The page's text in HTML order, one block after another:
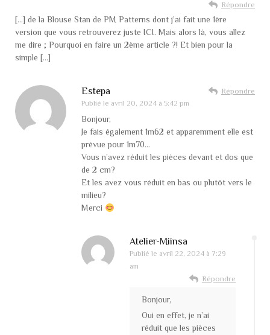
Répondre
[…] de la Blouse Stan de PM Patterns dont j’ai fait une 1ère
version que vous retrouverez juste ICI. Mais alors là, vous allez
me dire ; Pourquoi en faire un 2ème article ?! Et bien pour la
simple […]
Estepa
Publié le avril 20, 2024 à 5:42 pm
Répondre
Bonjour,
Je fais également 1m62 et apparemment elle est
prévue pour 1m70…
Vous n’avez réduit les pièces devant et dos que
de 2 cm?
Et les avez vous réduit en bas ou plutôt vers le
milieu?
Merci
Atelier-Miinsa
Publié le avril 22, 2024 à 7:29
am
Répondre
Bonjour,
Oui en effet, je n’ai
réduit que les pièces